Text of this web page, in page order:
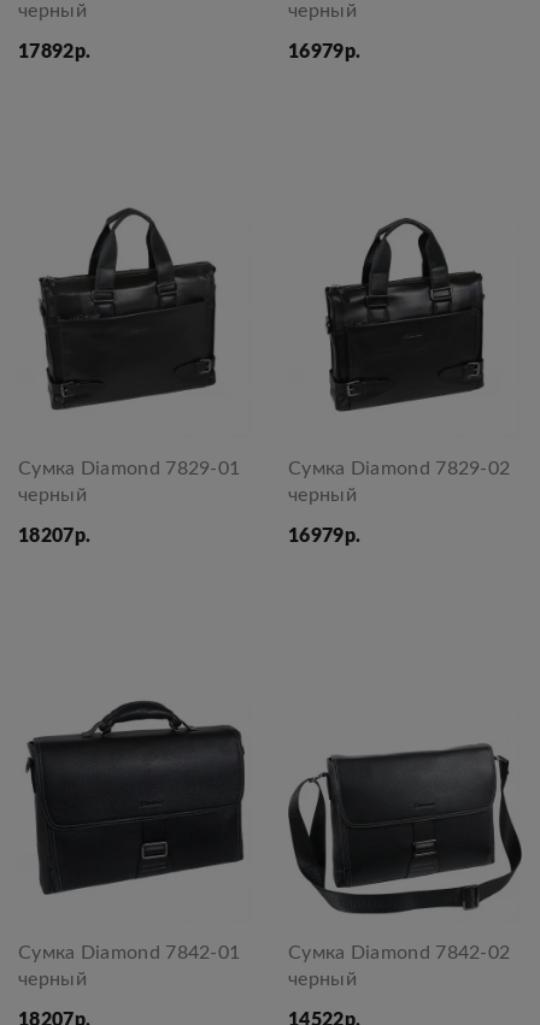
черный
17892р.
черный
16979р.
Сумка Diamond 7829-01
черный
18207р.
Сумка Diamond 7829-02
черный
16979р.
Сумка Diamond 7842-01
черный
18207р.
Сумка Diamond 7842-02
черный
14522р.